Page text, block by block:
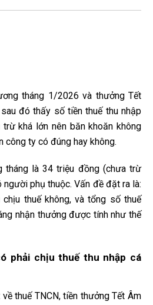
tháng 1/2026 và thưởng Tết
đó thấy số tiền thuế thu nhập
trừ khá lớn nên băn khoăn không
công ty có đúng hay không.
tháng là 34 triệu đồng (chưa trừ
người phụ thuộc. Vấn đề đặt ra là:
thuế không, và tổng số thuế
nhận thưởng được tính như thế
phải chịu thuế thu nhập cá
thuế TNCN, tiền thưởng Tết Âm